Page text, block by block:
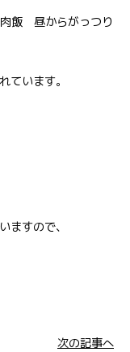
肉飯 昼からがっつり
ています。
ますので、
次の記事へ